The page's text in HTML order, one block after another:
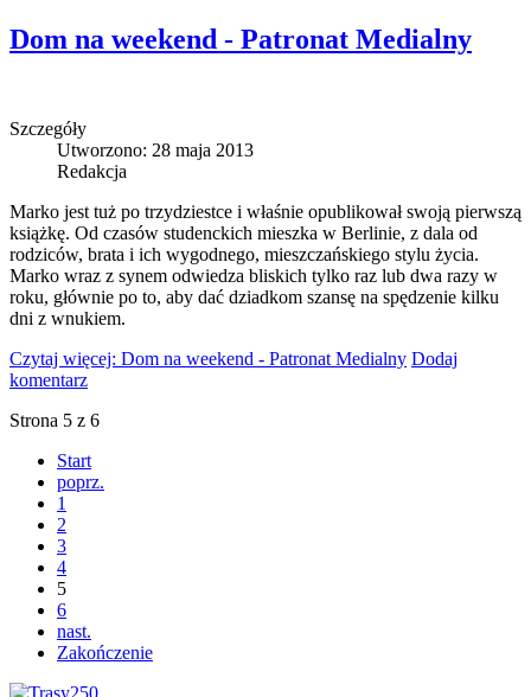
Dom na weekend - Patronat Medialny
Szczegóły
Utworzono: 28 maja 2013
Redakcja
Marko jest tuż po trzydziestce i właśnie opublikował swoją pierwszą
książkę. Od czasów studenckich mieszka w Berlinie, z dala od
rodziców, brata i ich wygodnego, mieszczańskiego stylu życia.
Marko wraz z synem odwiedza bliskich tylko raz lub dwa razy w
roku, głównie po to, aby dać dziadkom szansę na spędzenie kilku
dni z wnukiem.
Czytaj więcej: Dom na weekend - Patronat Medialny Dodaj
komentarz
Strona 5 z 6
Start
poprz.
1
2
3
4
5
6
nast.
Zakończenie